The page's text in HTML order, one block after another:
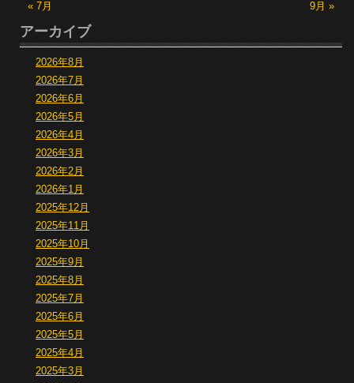
« 7月 9月 »
アーカイブ
2026年8月
2026年7月
2026年6月
2026年5月
2026年4月
2026年3月
2026年2月
2026年1月
2025年12月
2025年11月
2025年10月
2025年9月
2025年8月
2025年7月
2025年6月
2025年5月
2025年4月
2025年3月